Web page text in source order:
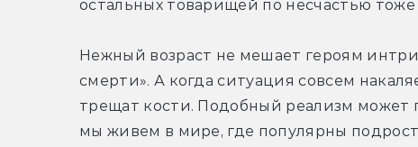
остальных товарищей по несчастью тоже
Нежный возраст не мешает героям
смерти». А когда ситуация совсем
трещат кости. Подобный реализм может
мы живем в мире, где популярны